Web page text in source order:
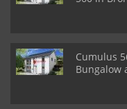
Cumulus
Bungalow